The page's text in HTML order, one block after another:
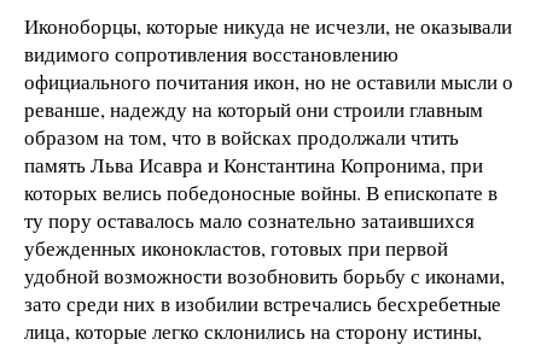
Иконоборцы, которые никуда не исчезли, не оказывали
видимого сопротивления восстановлению
официального почитания икон, но не оставили мысли о
реванше, надежду на который они строили главным
образом на том, что в войсках продолжали чтить
память Льва Исавра и Константина Копронима, при
которых велись победоносные войны. В епископате в
ту пору оставалось мало сознательно затаившихся
убежденных иконокластов, готовых при первой
удобной возможности возобновить борьбу с иконами,
зато среди них в изобилии встречались бесхребетные
лица, которые легко склонились на сторону истины,